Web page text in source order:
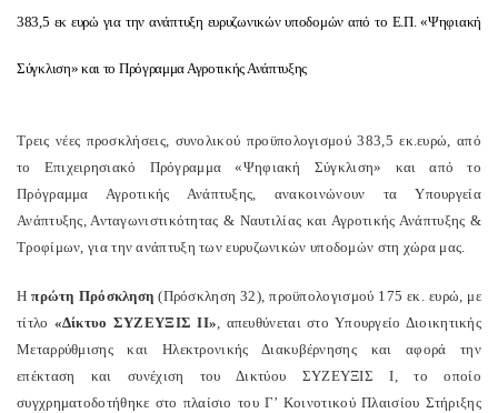
383,5 εκ ευρώ για την ανάπτυξη ευρυζωνικών υποδομών από το Ε.Π. «Ψηφιακή
Σύγκλιση» και το Πρόγραμμα Αγροτικής Ανάπτυξης
Τρεις νέες προσκλήσεις, συνολικού προϋπολογισμού 383,5 εκ.ευρώ, από
το Επιχειρησιακό Πρόγραμμα «Ψηφιακή Σύγκλιση» και από το
Πρόγραμμα Αγροτικής Ανάπτυξης, ανακοινώνουν τα Υπουργεία
Ανάπτυξης, Ανταγωνιστικότητας & Ναυτιλίας και Αγροτικής Ανάπτυξης &
Τροφίμων, για την ανάπτυξη των ευρυζωνικών υποδομών στη χώρα μας.
Ηπρώτη Πρόσκληση (Πρόσκληση 32), προϋπολογισμού 175 εκ. ευρώ, με
τίτλο «Δίκτυο ΣΥΖΕΥΞΙΣ ΙΙ», απευθύνεται στο Υπουργείο Διοικητικής
Μεταρρύθμισης και Ηλεκτρονικής Διακυβέρνησης και αφορά την
επέκταση και συνέχιση του Δικτύου ΣΥΖΕΥΞΙΣ Ι, το οποίο
συγχρηματοδοτήθηκε στο πλαίσιο του Γ’ Κοινοτικού Πλαισίου Στήριξης